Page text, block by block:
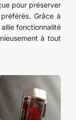
pour préserver
Grâce à
fonctionnalité
à tout